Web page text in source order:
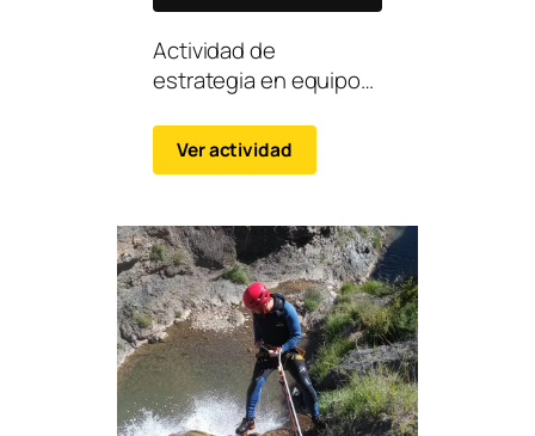
Actividad de
estrategia en equipo
ideal para grupos que
buscan acción y
Ver actividad